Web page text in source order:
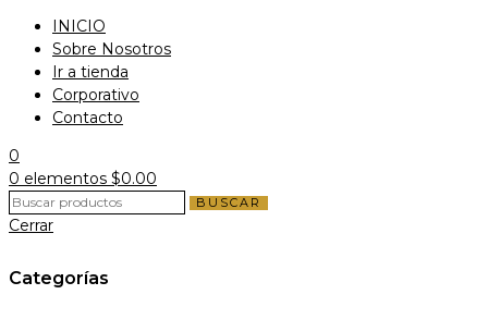
INICIO
Sobre Nosotros
Ir a tienda
Corporativo
Contacto
0
0 elementos $0.00
BUSCAR
Cerrar
Categorías